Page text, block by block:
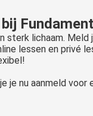
lichaam. Meld
lessen en privé
je nu aanmeld